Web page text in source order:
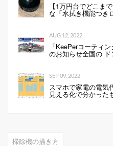
【1万円台でどこま
な「水拭き機能つき
性能は…
AUG 12, 2022
「KeePerコーティ
のお知らせ全国の
にKeePerコーティ
SEP 09, 2022
スマホで家電の電気
見える化で分かった
掃除機の描き方